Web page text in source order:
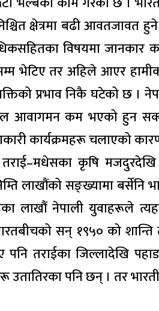
क्षेत्रमा बढी आवतजावत
विषयमा
भेटिए तर अहिले आएर
प्रभाव निकै घटेको छ ।
आवागमन कम भएको हुन
कार्यक्रमहरू चलाएको
तराई–मधेसका कृषि
लाखौंको सङ्ख्यामा
लाखौं नेपाली युवाहरूले
सन् १९५० को
तराईका जिल्लादेखि
उतातिरका पनि छन् । तर